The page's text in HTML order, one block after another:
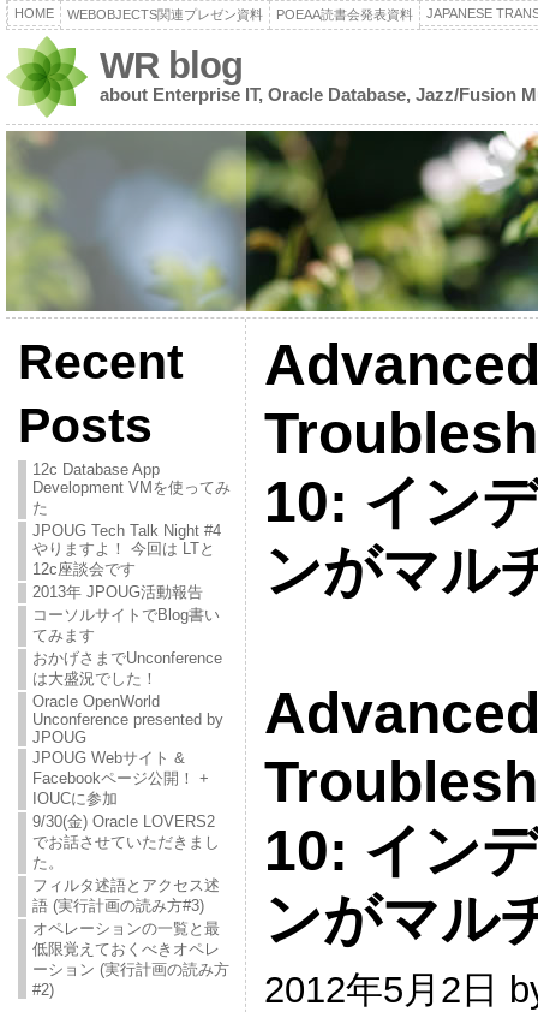
HOME WEBOBJECTS関連プレゼン資料 POEAA読書会発表資料 JAPANESE
WR blog
about Enterprise IT, Oracle Database, Jazz/Fusion
Recent
Posts
12c Database App
Development VMを使ってみ
た
JPOUG Tech Talk Night #4
やりますよ！ 今回は LTと
12c座談会です
2013年 JPOUG活動報告
コーソルサイトでBlog書い
てみます
おかげさまでUnconference
は大盛況でした！
Oracle OpenWorld
Unconference presented by
JPOUG
JPOUG Webサイト &
Facebookページ公開！ +
IOUCに参加
9/30(金) Oracle LOVERS2
でお話させていただきまし
た。
フィルタ述語とアクセス述
語 (実行計画の読み方#3)
オペレーションの一覧と最
低限覚えておくべきオペレ
ーション (実行計画の読み方
#2)
10: イン
ンがマル
10: イン
ンがマル
2012年5月2日